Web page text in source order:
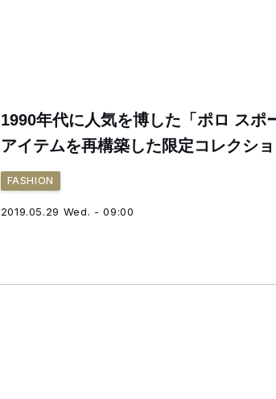
1990年代に人気を博した「ポロ スポ
アイテムを再構築した限定コレクシ
FASHION
2019.05.29 Wed. - 09:00